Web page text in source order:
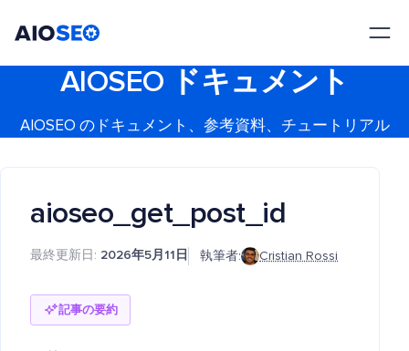
AIOSEO ドキュメント
AIOSEO のドキュメント、参考資料、チュートリアル
aioseo_get_post_id
最終更新日: 2026年5月11日 執筆者: Cristian Rossi
記事の要約